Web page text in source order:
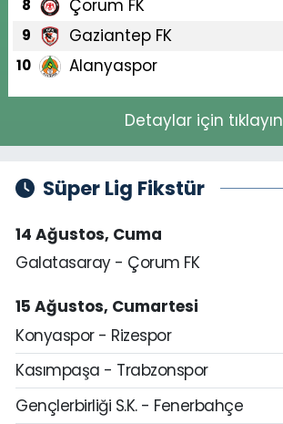
8 Çorum FK
9 Gaziantep FK
10 Alanyaspor
Detaylar için tıklayın
Süper Lig Fikstür
14 Ağustos, Cuma
Galatasaray - Çorum FK
15 Ağustos, Cumartesi
Konyaspor - Rizespor
Kasımpaşa - Trabzonspor
Gençlerbirliği S.K. - Fenerbahçe